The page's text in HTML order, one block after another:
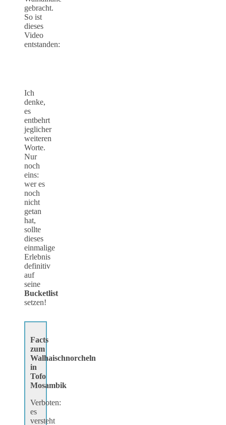
gebracht.
So ist
dieses
Video
entstanden:
Ich
denke,
es
entbehrt
jeglicher
weiteren
Worte.
Nur
noch
eins:
wer es
noch
nicht
getan
hat,
sollte
dieses
einmalige
Erlebnis
definitiv
auf
seine
Bucketlist
setzen!
Facts
zum
Walhaischnorcheln
in
Tofo
Mosambik
Verboten:
es
versteht